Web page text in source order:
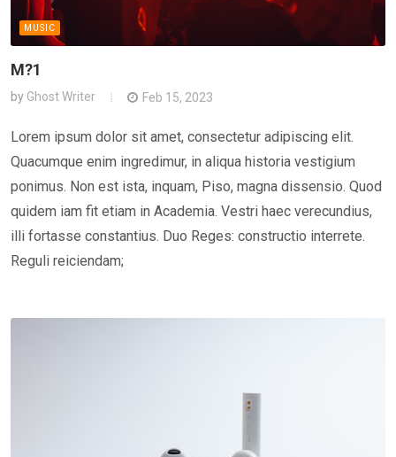
MUSIC
M?1
by Ghost Writer Feb 15, 2023
Lorem ipsum dolor sit amet, consectetur adipiscing elit.
Quacumque enim ingredimur, in aliqua historia vestigium
ponimus. Non est ista, inquam, Piso, magna dissensio. Quod
quidem iam fit etiam in Academia. Vestri haec verecundius,
illi fortasse constantius. Duo Reges: constructio interrete.
Reguli reiciendam;